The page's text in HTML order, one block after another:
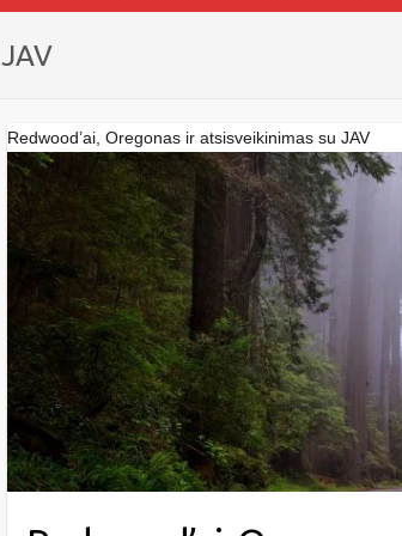
JAV
Redwood’ai, Oregonas ir atsisveikinimas su JAV